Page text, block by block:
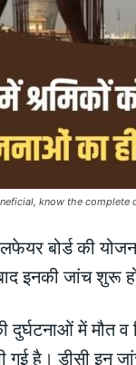
know the complete
वैलफेयर बोर्ड की
इनकी जांच शुरू
दुर्घटनाओं में मौत
है। डीसी इन